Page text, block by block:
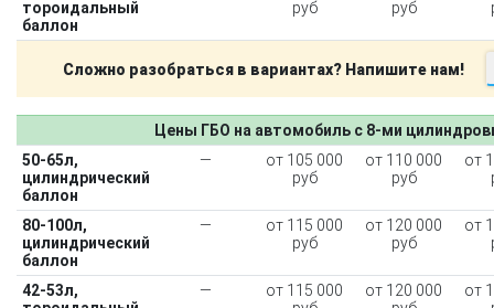
тороидальный
баллон
руб руб
Сложно разобраться в вариантах? Напишите нам!
Цены ГБО на автомобиль с 8-ми
50-65л,
цилиндрический
баллон
—
от 105 000
руб
от 110 000
руб
от
80-100л,
цилиндрический
баллон
—
от 115 000
руб
от 120 000
руб
от
42-53л,
—
от 115 000
от 120 000
от